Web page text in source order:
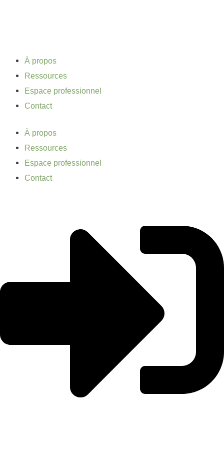
À propos
Ressources
Espace professionnel
Contact
À propos
Ressources
Espace professionnel
Contact